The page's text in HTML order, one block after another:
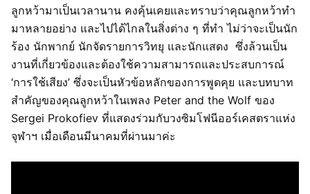
ลูกหว้ามาเป็นเวลานาน คงคุ้นเคยและทราบว่าคุณลูกหว้าทำ
มาหลายอย่าง และไปได้ไกลในสิ่งต่าง ๆ ที่ทำ ไม่ว่าจะเป็นนัก
ร้อง นักพากย์ นักจัดรายการวิทยุ และนักแสดง ซึ่งล้วนเป็น
งานที่เกี่ยวข้องและต้องใช้ความสามารถและประสบการณ์
‘การใช้เสียง’ ซึ่งจะเป็นหัวข้อหลักของการพูดคุย และบทบาท
สำคัญของคุณลูกหว้าในเพลง Peter and the Wolf ของ
Sergei Prokofiev ที่แสดงร่วมกับวงซิมโฟนีออร์เคสตราแห่ง
จุฬาฯ เมื่อเดือนมีนาคมที่ผ่านมาค่ะ